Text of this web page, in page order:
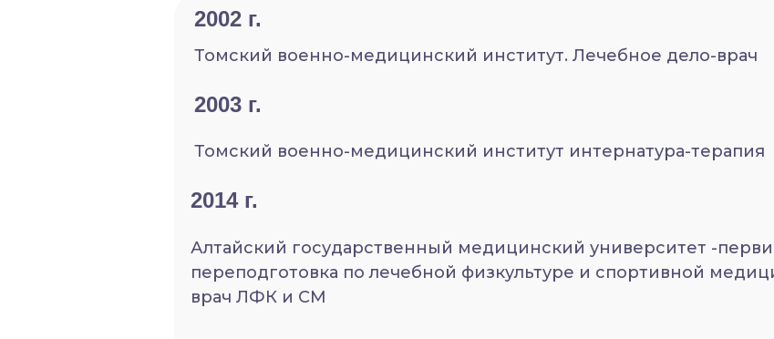
2002 г.
2014 г.
2003 г.
Томский военно-медицинский институт. Лечебное дело-врач
Томский военно-медицинский институт интернатура-терапия
Алтайский государственный медицинский университет -
переподготовка по лечебной физкультуре и спортивной
врач ЛФК и СМ